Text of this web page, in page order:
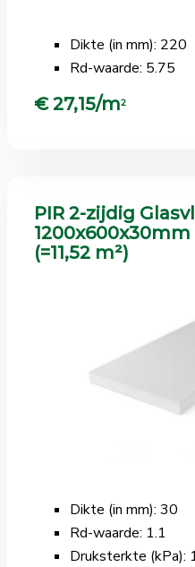
Dikte (in mm): 220
Rd-waarde: 5.75
€ 27,15/m2
PIR 2-zijdig
1200x600x30mm
(=11,52 m²)
Dikte (in mm): 30
Rd-waarde: 1.1
Druksterkte (kPa):